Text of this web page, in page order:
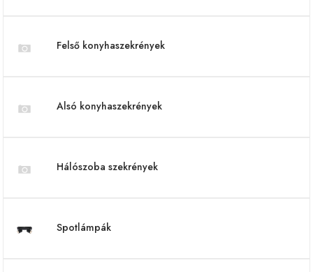
Felső konyhaszekrények
Alsó konyhaszekrények
Hálószoba szekrények
Spotlámpák